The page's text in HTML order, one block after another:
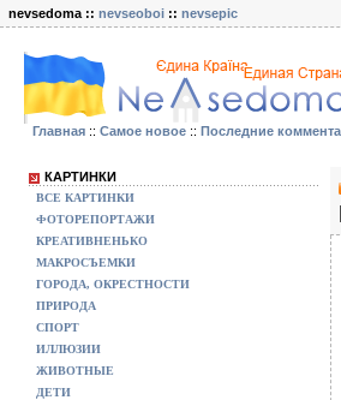
nevsedoma :: nevseoboi :: nevsepic
Главная :: Самое новое :: Последние
КАРТИНКИ
ВСЕ КАРТИНКИ
ФОТОРЕПОРТАЖИ
КРЕАТИВНЕНЬКО
МАКРОСЪЕМКИ
ГОРОДА, ОКРЕСТНОСТИ
ПРИРОДА
СПОРТ
ИЛЛЮЗИИ
ЖИВОТНЫЕ
ДЕТИ